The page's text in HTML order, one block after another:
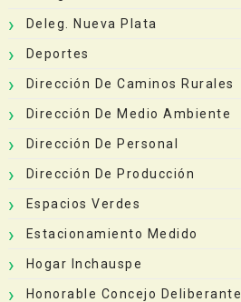
Deleg. Nueva Plata
Deportes
Dirección De Caminos Rurales
Dirección De Medio Ambiente
Dirección De Personal
Dirección De Producción
Espacios Verdes
Estacionamiento Medido
Hogar Inchauspe
Honorable Concejo Deliberante